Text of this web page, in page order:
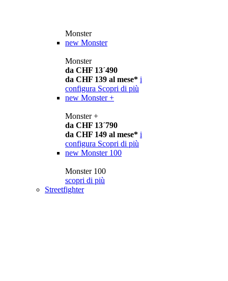
Monster
new Monster
Monster
da CHF 13´490
da CHF 139 al mese* i
configura Scopri di più
new Monster +
Monster +
da CHF 13´790
da CHF 149 al mese* i
configura Scopri di più
new Monster 100
Monster 100
scopri di più
Streetfighter